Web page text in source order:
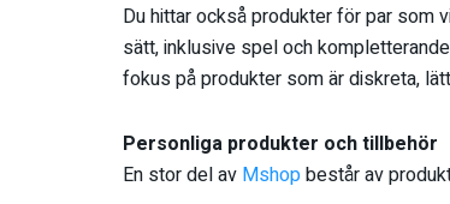
Du hittar också produkter för par
sätt, inklusive spel och
fokus på produkter som är diskreta,
Personliga produkter och tillbehör
En stor del av Mshopbestår av